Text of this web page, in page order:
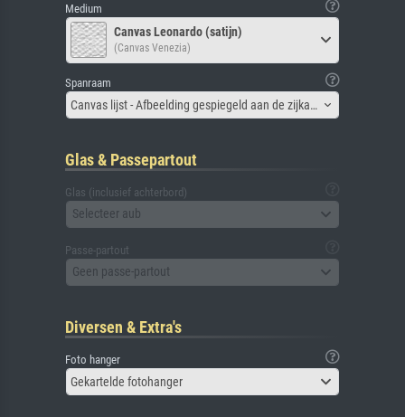
Medium
Canvas Leonardo (satijn)
(Canvas Venezia)
Spanraam
Canvas lijst - Afbeelding gespiegeld aan de zijkant
Glas & Passepartout
Glas (inclusief achterbord)
Selecteer aub
Passe-partout
Geen passe-partout
Diversen & Extra's
Foto hanger
Gekartelde fotohanger